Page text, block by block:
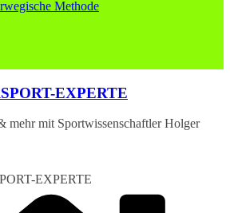
Methode
EXPERTE
mehr mit Sportwissenschaftler Holger